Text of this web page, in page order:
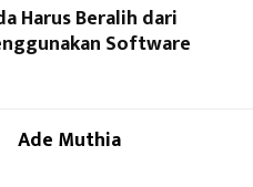
Harus Beralih dari
Software
Ade Muthia